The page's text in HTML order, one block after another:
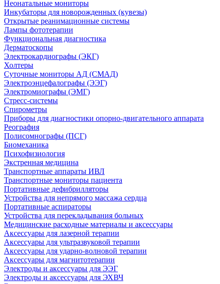
Неонатальные мониторы
Инкубаторы для новорожденных (кувезы)
Открытые реанимационные системы
Лампы фототерапии
Функциональная диагностика
Дерматоскопы
Электрокардиографы (ЭКГ)
Холтеры
Суточные мониторы АД (СМАД)
Электроэнцефалографы (ЭЭГ)
Электромиографы (ЭМГ)
Стресс-системы
Спирометры
Приборы для диагностики опорно-двигательного аппарата
Реография
Полисомнографы (ПСГ)
Биомеханика
Психофизиология
Экстренная медицина
Транспортные аппараты ИВЛ
Транспортные мониторы пациента
Портативные дефибрилляторы
Устройства для непрямого массажа сердца
Портативные аспираторы
Устройства для перекладывания больных
Медицинские расходные материалы и аксессуары
Аксессуары для лазерной терапии
Аксессуары для ультразвуковой терапии
Аксессуары для ударно-волновой терапии
Аксессуары для магнитотерапии
Электроды и аксессуары для ЭЭГ
Электроды и аксессуары для ЭХВЧ